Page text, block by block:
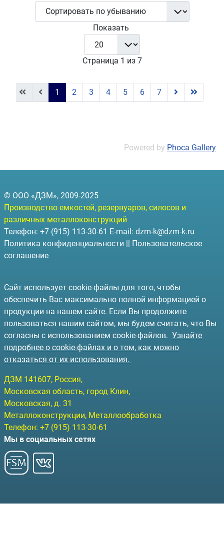
Показать
Страница 1 из 7
1 2 3 4 5 6 7
Powered by Phoca Gallery
© ООО «ДЗМ», 2009-2025
Производство емкостей, резервуаров, силосов и
различных металлоконструкций
Телефон: +7 (915) 113-30-61 E-mail: dzm-k@dzm-k.ru
Политика конфиденциальности
Пользовательское
соглашение
Сайт использует cookie-файлы для того, чтобы
обеспечить Вас максимально полной информацией о
продукции на нашем сайте. Если Вы продолжите
пользоваться нашим сайтом, мы будем считать, что Вы
согласны с использованием cookie-файлов. Узнайте
подробнее о cookie-файлах и о том, как можно
отказаться от их использования.
ДЗМ 141607, Россия,
Московская область, город Клин,
Московская, д. 31
Металлоконструкции, Металлообработка
Телефон: +7 (915) 113-30-61
Мы в социальных сетях